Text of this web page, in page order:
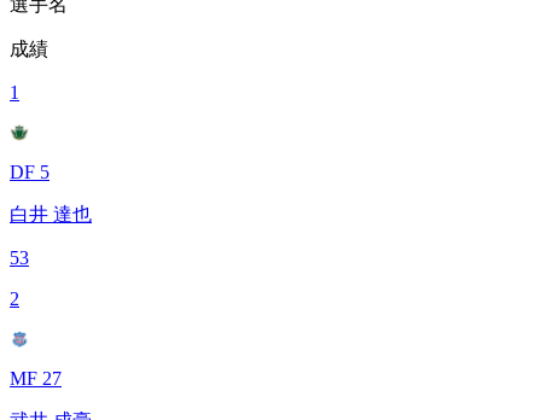
選手名
成績
1
DF 5
白井 達也
53
2
MF 27